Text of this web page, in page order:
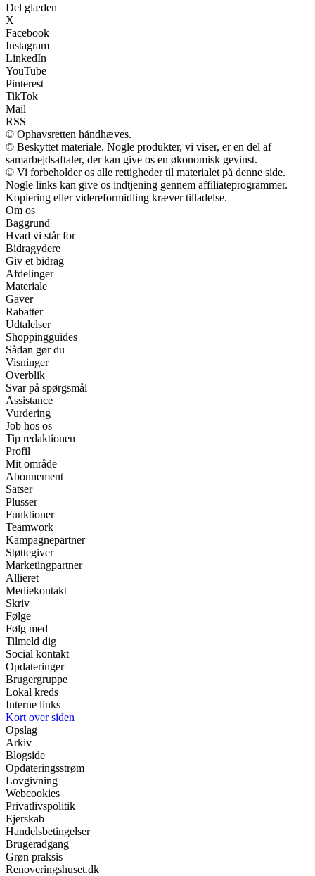
Del glæden
X
Facebook
Instagram
LinkedIn
YouTube
Pinterest
TikTok
Mail
RSS
© Ophavsretten håndhæves.
© Beskyttet materiale. Nogle produkter, vi viser, er en del af
samarbejdsaftaler, der kan give os en økonomisk gevinst.
© Vi forbeholder os alle rettigheder til materialet på denne side.
Nogle links kan give os indtjening gennem affiliateprogrammer.
Kopiering eller videreformidling kræver tilladelse.
Om os
Baggrund
Hvad vi står for
Bidragydere
Giv et bidrag
Afdelinger
Materiale
Gaver
Rabatter
Udtalelser
Shoppingguides
Sådan gør du
Visninger
Overblik
Svar på spørgsmål
Assistance
Vurdering
Job hos os
Tip redaktionen
Profil
Mit område
Abonnement
Satser
Plusser
Funktioner
Teamwork
Kampagnepartner
Støttegiver
Marketingpartner
Allieret
Mediekontakt
Skriv
Følge
Følg med
Tilmeld dig
Social kontakt
Opdateringer
Brugergruppe
Lokal kreds
Interne links
Kort over siden
Opslag
Arkiv
Blogside
Opdateringsstrøm
Lovgivning
Webcookies
Privatlivspolitik
Ejerskab
Handelsbetingelser
Brugeradgang
Grøn praksis
Renoveringshuset.dk